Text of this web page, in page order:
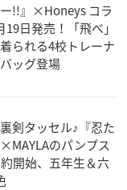
ー!!』×Honeys コラ
日発売！「飛べ」
着られる4校トレーナ
ッグ登場
剣タッセル♪『忍た
のパンプス
開始、五年生＆六